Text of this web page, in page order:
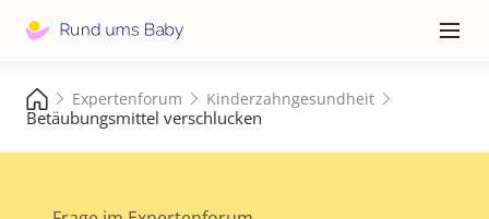
≡
Expertenforum Kinderzahngesundheit
Betäubungsmittel verschlucken